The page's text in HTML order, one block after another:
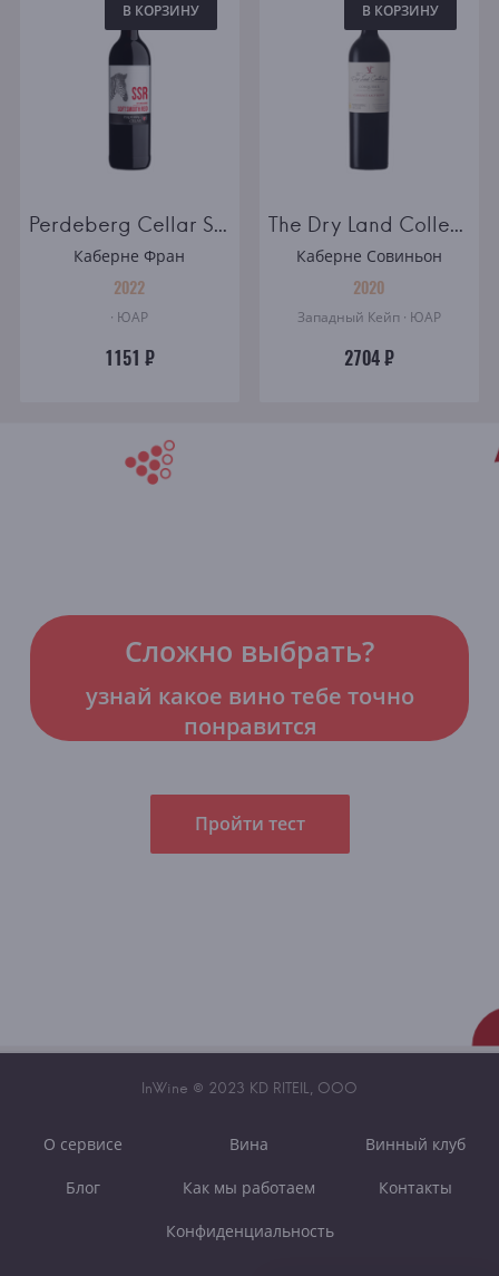
В КОРЗИНУ
Perdeberg Cellar SSR Soft Smooth Red
Каберне Фран
2022
· ЮАР
1151 ₽
В КОРЗИНУ
The Dry Land Collection Conqueror Cabernet Sauvignon
Каберне Совиньон
2020
Западный Кейп · ЮАР
2704 ₽
Сложно выбрать?
узнай какое вино тебе точно
понравится
Пройти тест
InWine © 2023 KD RITEIL, OOO
О сервисе Вина Винный клуб
Блог Как мы работаем Контакты
Конфиденциальность